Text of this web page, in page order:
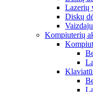
Lazerių
Diskų
Kompiuterių